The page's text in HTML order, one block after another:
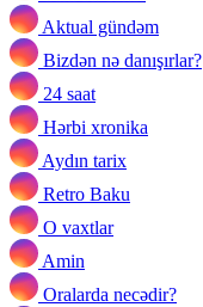
Aktual gündəm
Bizdən nə danışırlar?
24 saat
Hərbi xronika
Aydın tarix
Retro Baku
O vaxtlar
Amin
Oralarda necədir?